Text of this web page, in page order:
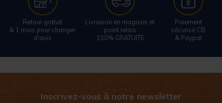
Retour gratuit
& 1 mois pour changer
d'avis
Livraison en magasin et
point relais
100% GRATUITE
Paiement
sécurisé CB
& Paypal
Inscrivez-vous à notre newsletter